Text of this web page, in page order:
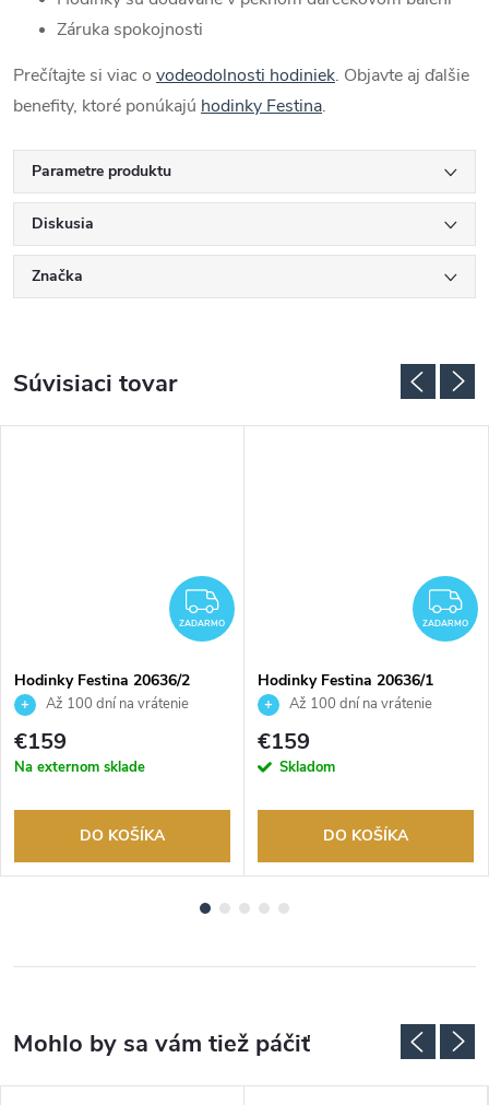
Záruka spokojnosti
Prečítajte si viac o vodeodolnosti hodiniek. Objavte aj ďalšie
benefity, ktoré ponúkajú hodinky Festina.
Parametre produktu
Diskusia
Značka
Súvisiaci tovar
ZADARMO
ZADARMO
Hodinky Festina 20636/2
Až 100 dní na vrátenie
tovaru. Autorizovaný predajca.
€159
Na externom sklade
DO KOŠÍKA
ZADARMO
Hodinky Festina 20636/1
Až 100 dní na vrátenie
tovaru. Autorizovaný predajca.
€159
Skladom
DO KOŠÍKA